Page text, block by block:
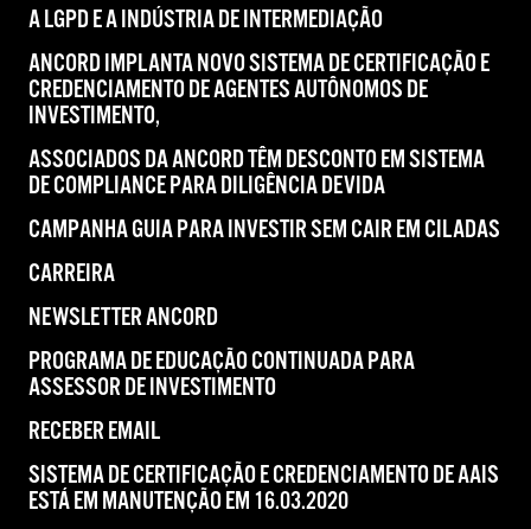
A LGPD E A INDÚSTRIA DE INTERMEDIAÇÃO
ANCORD IMPLANTA NOVO SISTEMA DE CERTIFICAÇÃO E
CREDENCIAMENTO DE AGENTES AUTÔNOMOS DE
INVESTIMENTO,
ASSOCIADOS DA ANCORD TÊM DESCONTO EM SISTEMA
DE COMPLIANCE PARA DILIGÊNCIA DEVIDA
CAMPANHA GUIA PARA INVESTIR SEM CAIR EM CILADAS
CARREIRA
NEWSLETTER ANCORD
PROGRAMA DE EDUCAÇÃO CONTINUADA PARA
ASSESSOR DE INVESTIMENTO
RECEBER EMAIL
SISTEMA DE CERTIFICAÇÃO E CREDENCIAMENTO DE AAIS
ESTÁ EM MANUTENÇÃO EM 16.03.2020